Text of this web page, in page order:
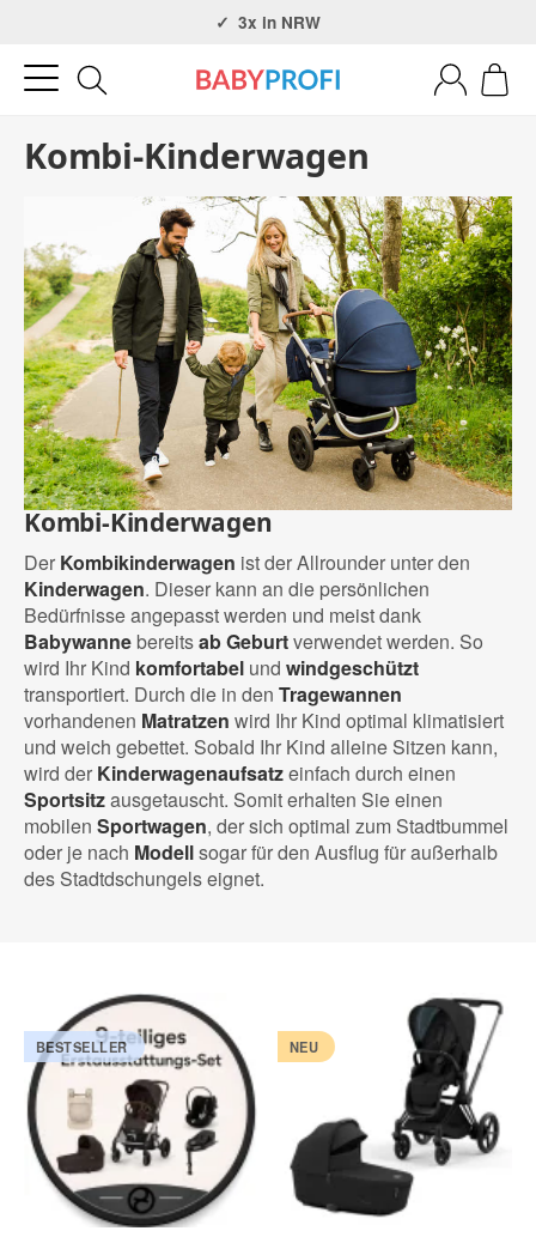
Über 30 Jahre Erfahrung 3x in NRW
Kombi-Kinderwagen
Kombi-Kinderwagen
Der Kombikinderwagen ist der Allrounder unter den
Kinderwagen. Dieser kann an die persönlichen
Bedürfnisse angepasst werden und meist dank
Babywanne bereitsab Geburtverwendet werden. So
wird Ihr Kind komfortabel und windgeschützt
transportiert. Durch die in den Tragewannen
vorhandenen Matratzen wird Ihr Kind optimal klimatisiert
und weich gebettet. Sobald Ihr Kind alleine Sitzen kann,
wird der Kinderwagenaufsatzeinfach durch einen
Sportsitzausgetauscht. Somit erhalten Sie einen
mobilen Sportwagen, der sich optimal zum Stadtbummel
oder je nach Modellsogar für den Ausflug für außerhalb
des Stadtdschungels eignet.
BESTSELLER NEU